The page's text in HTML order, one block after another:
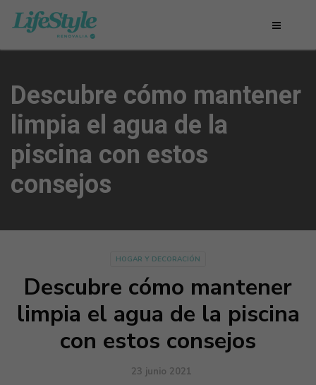
Descubre cómo mantener
limpia el agua de la
piscina con estos
consejos
HOGAR Y DECORACIÓN
Descubre cómo mantener
limpia el agua de la piscina
con estos consejos
23 junio 2021